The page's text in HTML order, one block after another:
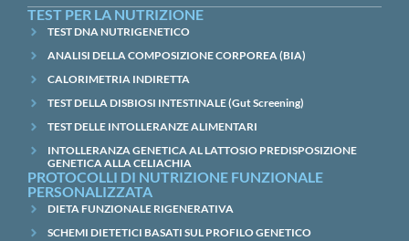
TEST PER LA NUTRIZIONE
TEST DNA NUTRIGENETICO
ANALISI DELLA COMPOSIZIONE CORPOREA (BIA)
CALORIMETRIA INDIRETTA
TEST DELLA DISBIOSI INTESTINALE (Gut Screening)
TEST DELLE INTOLLERANZE ALIMENTARI
INTOLLERANZA GENETICA AL LATTOSIO PREDISPOSIZIONE
GENETICA ALLA CELIACHIA
PROTOCOLLI DI NUTRIZIONE FUNZIONALE
PERSONALIZZATA
DIETA FUNZIONALE RIGENERATIVA
SCHEMI DIETETICI BASATI SUL PROFILO GENETICO